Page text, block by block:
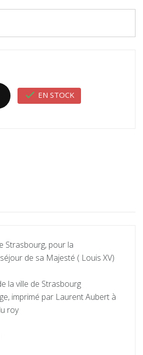
 EN STOCK
Strasbourg, pour la
de sa Majesté ( Louis XV)
la ville de Strasbourg
imprimé par Laurent Aubert à
roy